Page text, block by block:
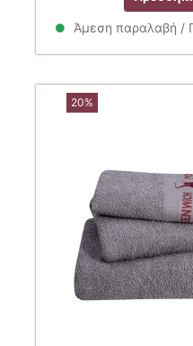
Άμεση παραλαβή /
20%